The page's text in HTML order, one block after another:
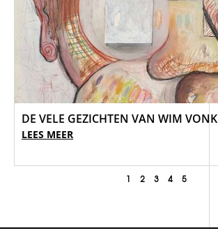
DE VELE GEZICHTEN VAN WIM VONK
LEES MEER
1 2 3 4 5